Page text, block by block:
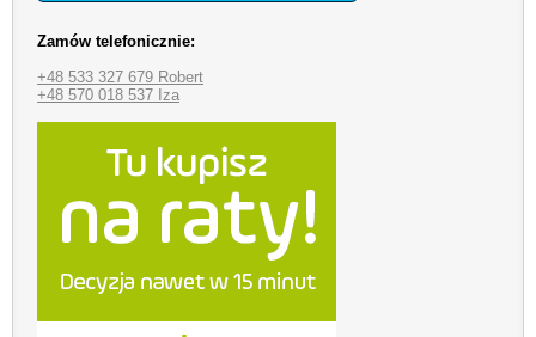
Zamów telefonicznie:
+48 533 327 679 Robert
+48 570 018 537 Iza